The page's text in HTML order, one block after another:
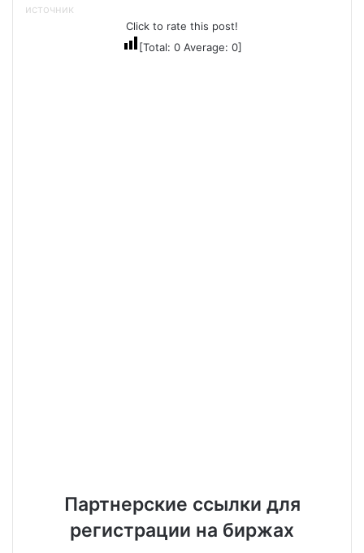
источник
Click to rate this post!
[Total: 0Average: 0]
Партнерские ссылки для
регистрации на биржах